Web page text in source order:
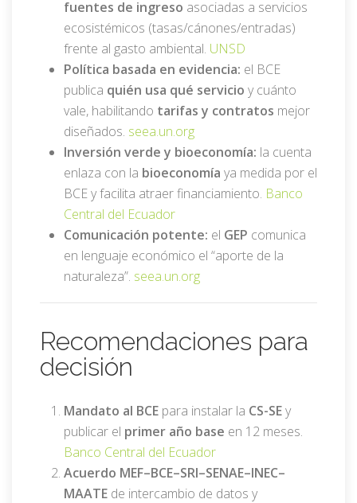
fuentes de ingreso asociadas a servicios
ecosistémicos (tasas/cánones/entradas)
frente al gasto ambiental. UNSD
Política basada en evidencia: el BCE
publica quién usa qué servicio y cuánto
vale, habilitando tarifas y contratos mejor
diseñados. seea.un.org
Inversión verde y bioeconomía: la cuenta
enlaza con la bioeconomía ya medida por el
BCE y facilita atraer financiamiento. Banco
Central del Ecuador
Comunicación potente: el GEP comunica
en lenguaje económico el “aporte de la
naturaleza”. seea.un.org
Recomendaciones para
decisión
Mandato al BCE para instalar la CS-SEy
publicar el primer año base en 12 meses.
Banco Central del Ecuador
Acuerdo MEF–BCE–SRI–SENAE–INEC–
MAATE de intercambio de datos y